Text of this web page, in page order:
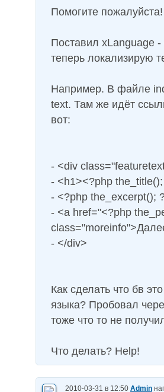
Помогите пожалуйста!
Поставил xLanguage
теперь локализирую
Например. В файле
text. Там же идёт
вот:
- <div
- <h1><?php
- <?php the_excerpt();
- <a href="<?php
- </div>
Как сделать что бв
языка? Пробовал
тоже что то не
Что делать? Help!
2010-03-31 в 12:50 Admin